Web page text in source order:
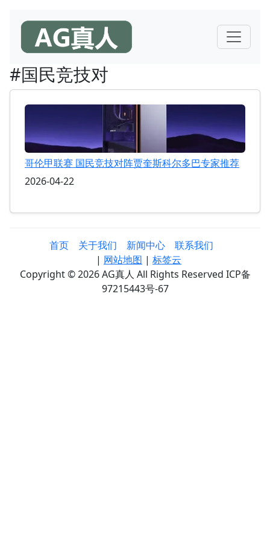
#国民竞技对
哥伦甲联赛 国民竞技对阵贾奎斯科尔多巴专家推荐
2026-04-22
首页 关于我们 新闻中心
联系我们
| 网站地图 | 标签云
Copyright © 2026 AG真人 All Rights Reserved ICP备
97215443号-67